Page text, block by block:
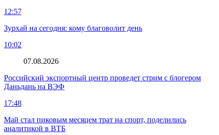
12:57
Зурхай на сегодня: кому благоволит день
10:02
07.08.2026
Российский экспортный центр проведет стрим с блогером
Даньдань на ВЭФ
17:48
Май стал пиковым месяцем трат на спорт, поделились
аналитикой в ВТБ